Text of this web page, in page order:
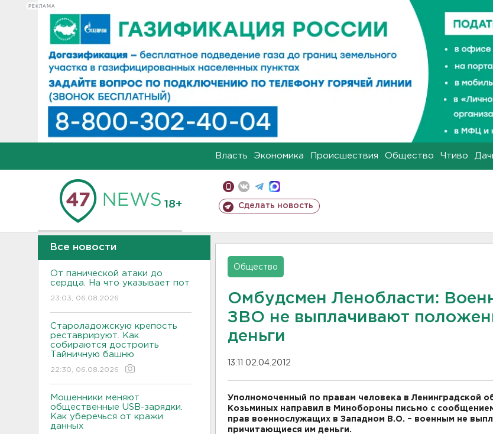
РЕКЛАМА
Власть Экономика Происшествия Общество Чтиво
18+ Сделать новость
Все новости
От панической атаки до
сердца. На что указывает пот
23:03, 06.08.2026
Староладожскую крепость
реставрируют. Как
собираются достроить
Тайничную башню
22:30, 06.08.2026
Мошенники меняют
общественные USB-зарядки.
Как уберечься от кражи
данных
Общество
Омбудсмен Ленобласти:
ЗВО не выплачивают
деньги
13:11 02.04.2012
Уполномоченный по правам человека в Ленинградской
Козьминых направил в Минобороны письмо с
прав военнослужащих в Западном В.О. – военным не
причитающиеся им деньги.